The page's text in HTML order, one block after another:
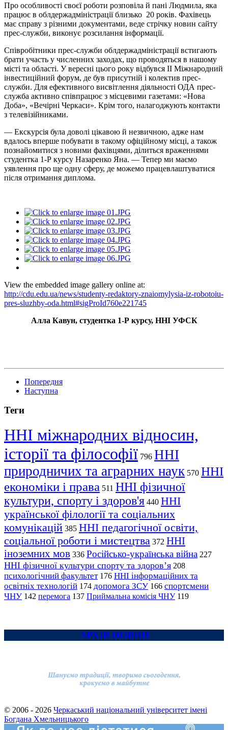
Про особливості своєї роботи розповіла й пані Людмила, яка
працює в облдержадміністрації близько 20 років. Фахівець
має справу з різними документами, веде стрічку новин сайту
прес-служби, виконує розсилання інформації.
Співробітники прес-служби облдержадміністрації встигають
брати участь у численних заходах, що проводяться в нашому
місті та області. У вересні цього року відбувся ІІ Міжнародний
інвестиційний форум, де був присутній і колектив прес-
служби. Для ефективного висвітлення діяльності ОДА прес-
служба активно співпрацює з місцевими газетами: «Нова
Доба», «Вечірні Черкаси». Крім того, налагоджують контакти
з телевізійниками.
— Екскурсія була доволі цікавою й незвичною, адже нам
вдалось вперше побувати в такому офіційному місці, а також
познайомитися з новими фахівцями, ділиться враженнями
студентка 1-Р курсу Назаренко Яна. — Тепер ми маємо
уявлення про ще одну сферу, де можемо працевлаштуватися
після отримання диплома.
View the embedded image gallery online at:
http://cdu.edu.ua/news/studenty-redaktory-znaiomylysia-iz-robotoiu-
pres-sluzhby-oda.html#sigProId760e221745
Алла Кавун, студентка 1-Р курсу, ННІ УФСК
Попередня
Наступна
Теги
ННІ міжнародних відносин,
історії та філософії 796 ННІ
природничих та аграрних наук 570 ННІ
економіки і права 511 ННІ фізичної
культури, спорту і здоров'я 440 ННІ
української філології та соціальних
комунікацій 385 ННІ педагогічної освіти,
соціальної роботи і мистецтва 372 ННІ
іноземних мов 336 Російсько-українська війна 227
ННІ фізичної культури спорту та здоров’я 208
психологічний факультет 176 ННІ інформаційних та
освітніх технологій 174 допомога ЗСУ 166 спортсмени
ЧНУ 142 перемога 137 Приймальна комісія ЧНУ 119
АРХІВ НОВИН
© 2006 - 2026 Черкаський національний університет імені
Богдана Хмельницького